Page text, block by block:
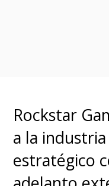
Rockstar
a la
estratégico